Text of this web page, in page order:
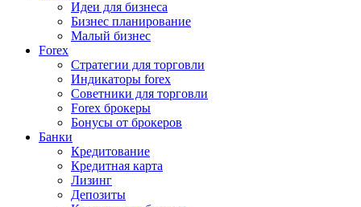
Идеи для бизнеса
Бизнес планирование
Малый бизнес
Forex
Стратегии для торговли
Индикаторы forex
Советники для торговли
Forex брокеры
Бонусы от брокеров
Банки
Кредитование
Кредитная карта
Лизинг
Депозиты